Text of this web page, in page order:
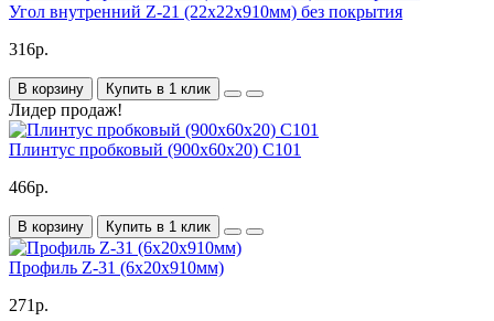
Угол внутренний Z-21 (22х22х910мм) без покрытия
316р.
В корзину Купить в 1 клик
Лидер продаж!
Плинтус пробковый (900х60х20) C101
466р.
В корзину Купить в 1 клик
Профиль Z-31 (6x20x910мм)
271р.